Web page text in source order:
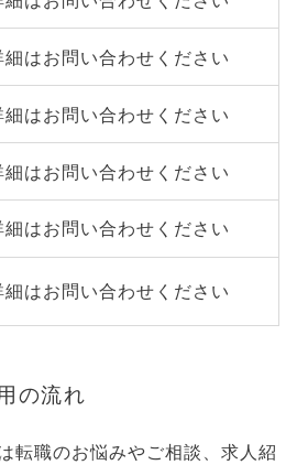
細はお問い合わせください
細はお問い合わせください
細はお問い合わせください
細はお問い合わせください
細はお問い合わせください
の流れ
転職のお悩みやご相談、求人紹